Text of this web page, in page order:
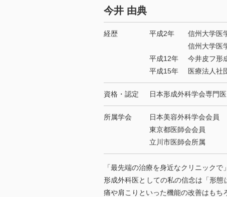
今井 由典
経歴 平成2年
信州大学医
信州大学医
平成12年
今井皮フ形
平成15年
医療法人社
資格・認定 日本形成外科学会専門医
所属学会
日本美容外科学会会員
東京都医師会会員
立川市医師会所属
「最先端の治療を身近なクリニック
形成外科医としての私の信念は「形
痛や肩こりといった機能の改善はもち